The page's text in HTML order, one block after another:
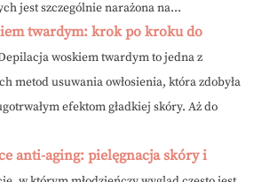
jest szczególnie narażona na...
twardym: krok po kroku do
woskiem twardym to jedna z
metod usuwania owłosienia, która zdobyła
efektom gładkiej skóry. Aż do
anti-aging: pielęgnacja skóry i